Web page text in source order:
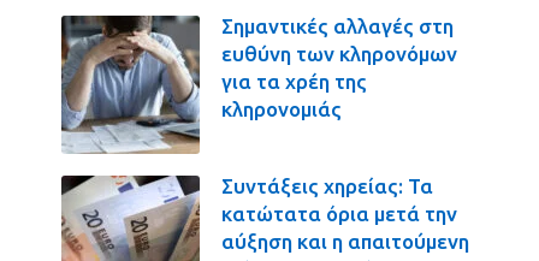
Σημαντικές αλλαγές στη
ευθύνη των κληρονόμων
για τα χρέη της
κληρονομιάς
Συντάξεις χηρείας: Τα
κατώτατα όρια μετά την
αύξηση και η απαιτούμενη